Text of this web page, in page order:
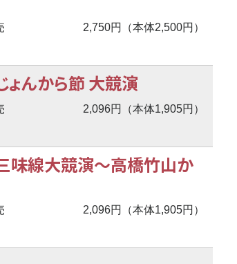
2,750円（本体2,500円）
ょんから節 大競演
2,096円（本体1,905円）
味線大競演〜高橋竹山か
2,096円（本体1,905円）